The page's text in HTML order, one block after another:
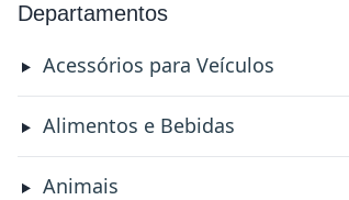
Departamentos
Acessórios para Veículos
Alimentos e Bebidas
Animais